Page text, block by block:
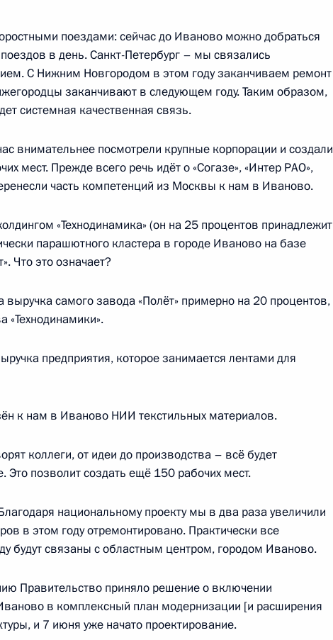
Эрдоганом
разрушения каскада дамб
министром Израиля
агентству ТАСС
канцлером Германии
области Станиславом
4
поездами: сейчас до Иваново можно добраться
в день. Санкт-Петербург – мы связались
С Нижним Новгородом в этом году заканчиваем ремонт
заканчивают в следующем году. Таким образом,
системная качественная связь.
внимательнее посмотрели крупные корпорации и создали
мест. Прежде всего речь идёт о «Согазе», «Интер РАО»,
часть компетенций из Москвы к нам в Иваново.
«Технодинамика» (он на 25 процентов принадлежит
парашютного кластера в городе Иваново на базе
Что это означает?
выручка самого завода «Полёт» примерно на 20 процентов,
«Технодинамики».
предприятия, которое занимается лентами для
к нам в Иваново НИИ текстильных материалов.
коллеги, от идеи до производства – всё будет
Это позволит создать ещё 150 рабочих мест.
национальному проекту мы в два раза увеличили
в этом году отремонтировано. Практически все
будут связаны с областным центром, городом Иваново.
Правительство приняло решение о включении
в комплексный план модернизации [и расширения
и 7 июня уже начато проектирование.